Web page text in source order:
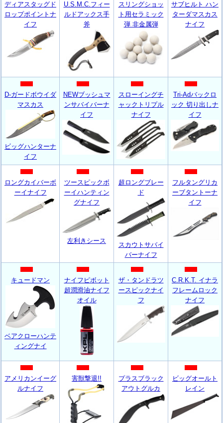
ディアスタッグド
ロップポイントナ
イフ
U.S.M.C.フィー
ルドアックス手
斧
スリングショッ
ト用セラミック
弾 非金属弾
サブヒルト ハン
ターダマスカス
ナイフ
D-ガードボウイダ
マスカス
ビッグハンターナ
イフ
NEWブッシュマ
ンサバイバーナ
イフ
スローイングチ
ャックトリプル
ナイフ
Tri-Adバックロ
ック 切り出しナ
イフ
ロングカイバーボ
ーイナイフ
ツースピックボ
ーイハンティン
グナイフ
左利きシース
超ロングブレー
ド
スカウトサバイ
バーナイフ
フルタングリカ
ーブタントーナ
イフ
キュードマン
ベアクローハンテ
ィングナイ
ナイフピボット
超潤滑油ナイフ
オイル
ザ・タンドラツ
ースピックナイ
フ
C.R.K.T. イナラ
フレームロック
ナイフ
アメリカンイーグ
ルナイフ
害獣撃退!!
プラスブラック
アウトグルカ
ビッグオールト
レイン